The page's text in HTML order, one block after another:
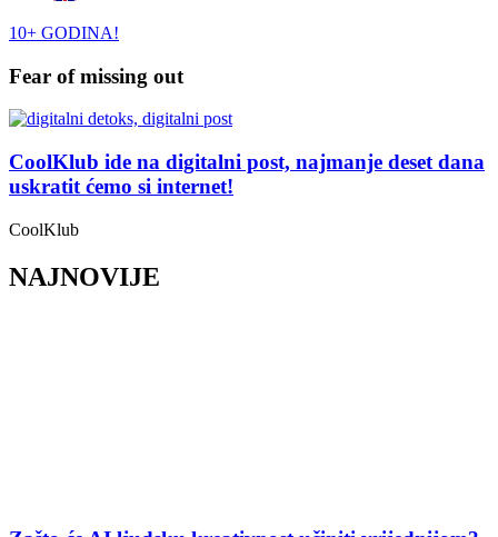
10+ GODINA!
Fear of missing out
CoolKlub ide na digitalni post, najmanje deset dana
uskratit ćemo si internet!
CoolKlub
NAJNOVIJE